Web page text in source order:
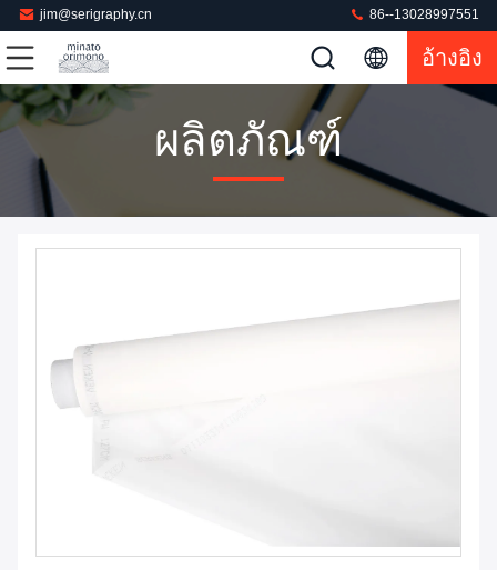
jim@serigraphy.cn 86--13028997551
อ้างอิง
ผลิตภัณฑ์